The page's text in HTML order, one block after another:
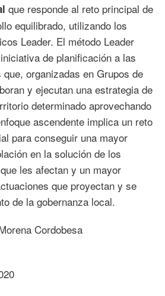
que responde al reto principal de
equilibrado, utilizando los
Leader. El método Leader
de planificación a las
organizadas en Grupos de
y ejecutan una estrategia de
determinado aprovechando
ascendente implica un reto
para conseguir una mayor
en la solución de los
les afectan y un mayor
que proyectan y se
de la gobernanza local.
Cordobesa